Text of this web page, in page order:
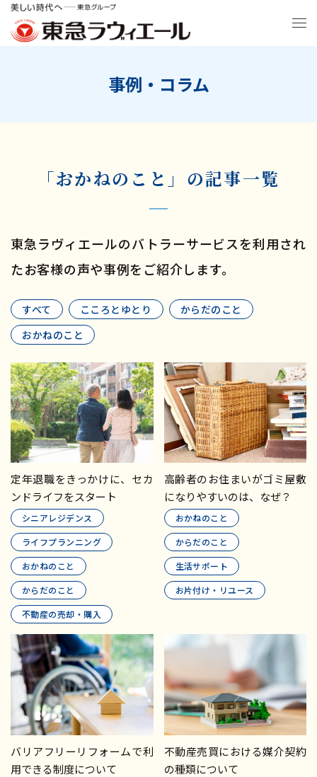
事例・コラム
「おかねのこと」の記事一覧
東急ラヴィエールのバトラーサービスを利用され
たお客様の声や事例をご紹介します。
すべて こころとゆとり
からだのこと
おかねのこと
定年退職をきっかけに、セカ
ンドライフをスタート
シニアレジデンス
ライフプランニング
おかねのこと
からだのこと
不動産の売却・購入
高齢者のお住まいがゴミ屋敷
になりやすいのは、なぜ？
おかねのこと
からだのこと
生活サポート
お片付け・リユース
バリアフリーリフォームで利
用できる制度について
不動産売買における媒介契約
の種類について